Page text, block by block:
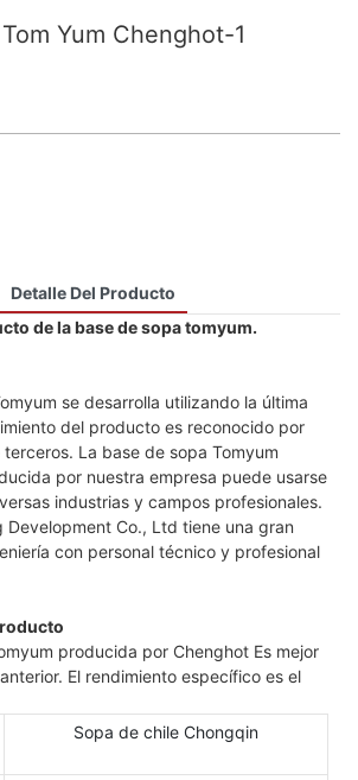
Yum Chenghot-1
Detalle Del Producto
de la base de sopa tomyum.
se desarrolla utilizando la última
del producto es reconocido por
La base de sopa Tomyum
por nuestra empresa puede usarse
industrias y campos profesionales.
Development Co., Ltd tiene una gran
con personal técnico y profesional
producida por Chenghot Es mejor
El rendimiento específico es el
Sopa de chile Chongqin